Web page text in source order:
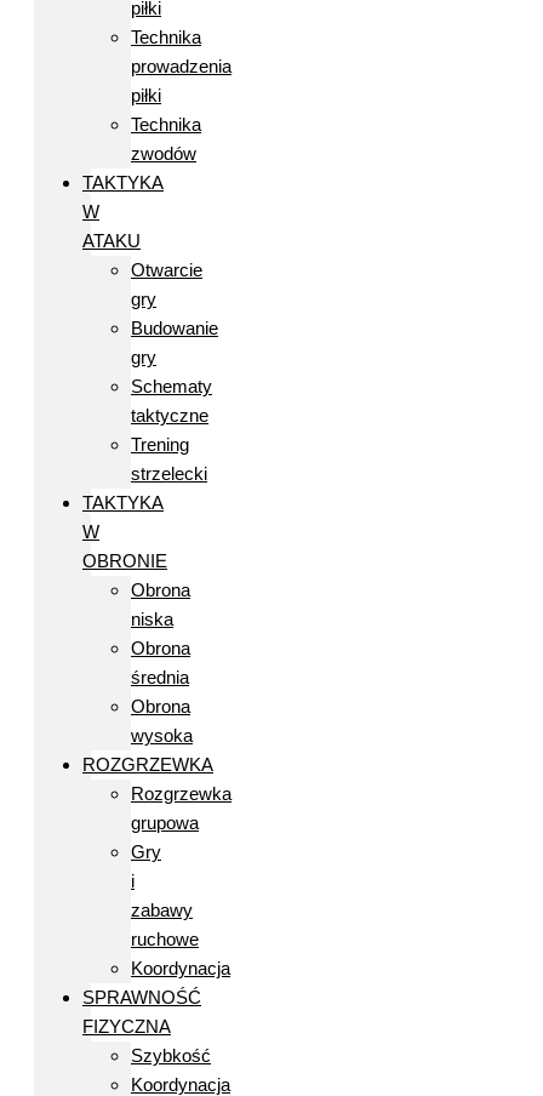
piłki
Technika
prowadzenia
piłki
Technika
zwodów
TAKTYKA
W
ATAKU
Otwarcie
gry
Budowanie
gry
Schematy
taktyczne
Trening
strzelecki
TAKTYKA
W
OBRONIE
Obrona
niska
Obrona
średnia
Obrona
wysoka
ROZGRZEWKA
Rozgrzewka
grupowa
Gry
i
zabawy
ruchowe
Koordynacja
SPRAWNOŚĆ
FIZYCZNA
Szybkość
Koordynacja